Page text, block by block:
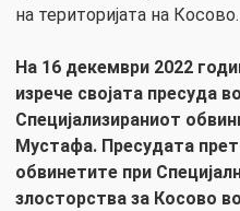
на територијата на Косово.
На 16 декември 2022
изрече својата пресуда
Специјализираниот
Мустафа. Пресудата
обвинетите при
злосторства за Косово